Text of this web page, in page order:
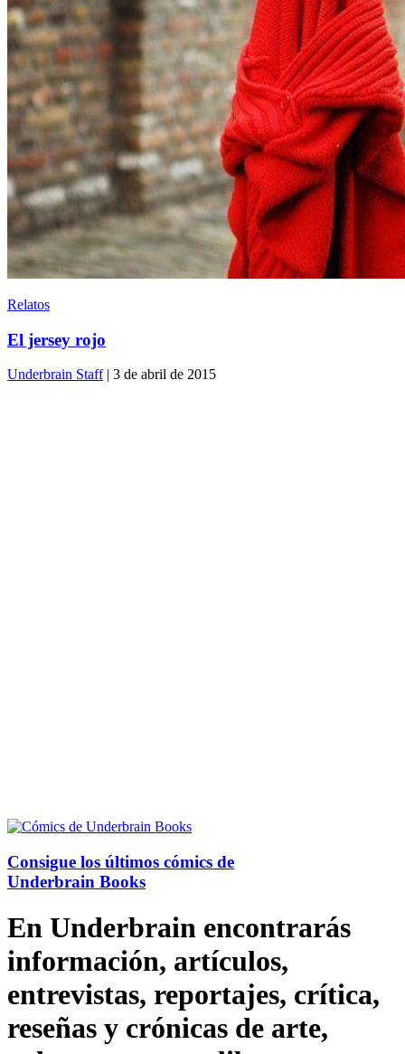
Relatos
El jersey rojo
Underbrain Staff| 3 de abril de 2015
Consigue los últimos cómics de
Underbrain Books
En Underbrain encontrarás
información, artículos,
entrevistas, reportajes, crítica,
reseñas y crónicas de arte,